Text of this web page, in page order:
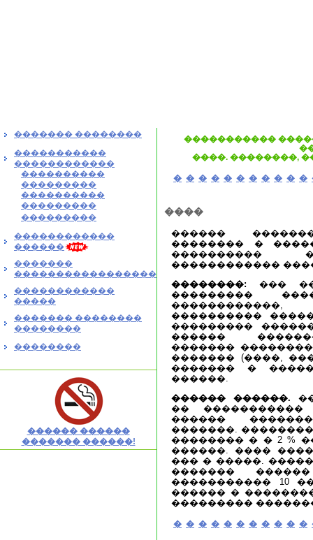
������� ��������
�����������
������������
����������
���������
����������
���������
���������
������������
������
�������
�����������������
������������
�����
������� ��������
��������
��������
������ ������
������� ������!
�����������
����. ��������,
� � � � � � � � � � �
����
������
�������� �
����������
������������
��������: ���
���������
����������
���������
������
�������
������� (����,
������� �
������.
������ ������.
��
������
�������.
�������� � � 2 %
������. ����
��� � �����.
�������
����������� 10
������ �
���������
� � � � � � � � � � �